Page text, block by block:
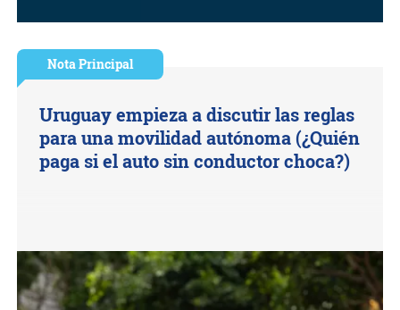
Nota Principal
Uruguay empieza a discutir las reglas
para una movilidad autónoma (¿Quién
paga si el auto sin conductor choca?)